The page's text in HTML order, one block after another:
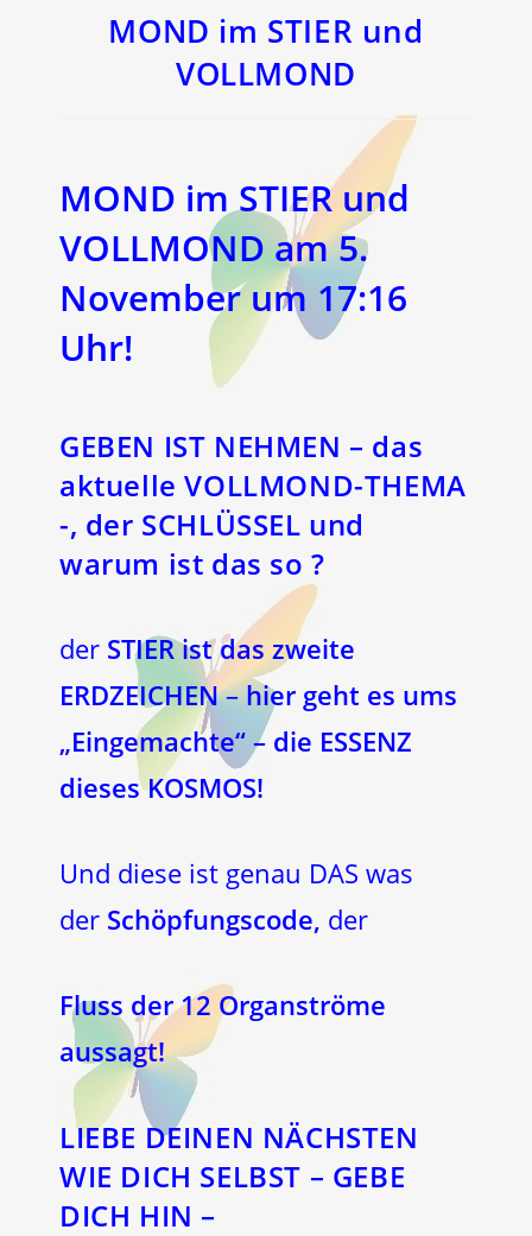
Fenster Fenster
MOND im STIER und
VOLLMOND
MOND im STIER und
VOLLMOND am 5.
November um 17:16
Uhr!
GEBEN IST NEHMEN – das
aktuelle VOLLMOND-THEMA
-, der SCHLÜSSEL und
warum ist das so ?
der STIER ist das zweite
ERDZEICHEN–hier geht es ums
„Eingemachte“ – die ESSENZ
dieses KOSMOS!
Und diese ist genau DAS was
der Schöpfungscode, der
Fluss der 12 Organströme
aussagt!
LIEBE DEINEN NÄCHSTEN
WIE DICH SELBST – GEBE
DICH HIN –